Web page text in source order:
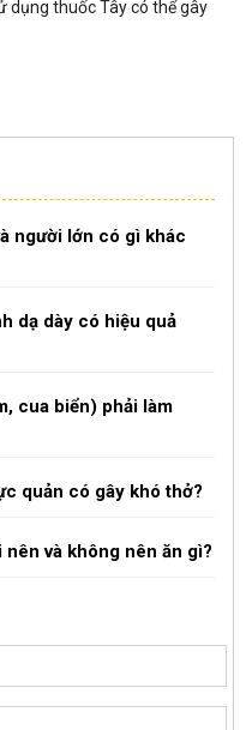
dụng thuốc Tây có thể gây
người lớn có gì khác
dạ dày có hiệu quả
cua biển) phải làm
quản có gây khó thở?
và không nên ăn gì?